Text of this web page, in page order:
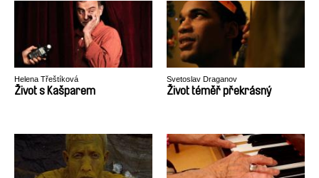
Helena Třeštíková
Život s Kašparem
Svetoslav Draganov
Život téměř překrásný